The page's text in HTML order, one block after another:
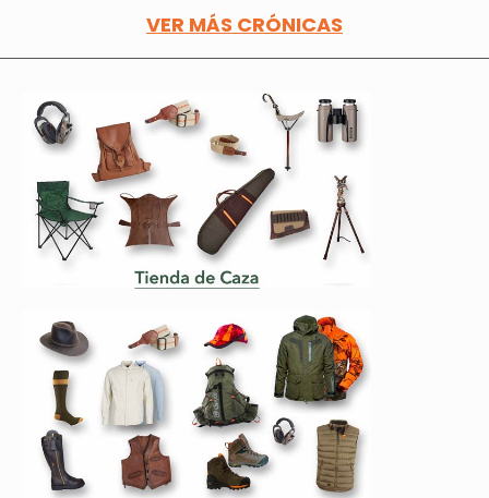
VER MÁS CRÓNICAS